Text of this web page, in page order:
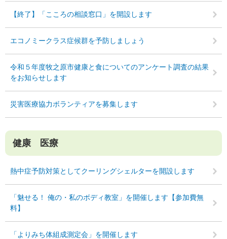
【終了】「こころの相談窓口」を開設します
エコノミークラス症候群を予防しましょう
令和５年度牧之原市健康と食についてのアンケート調査の結果
をお知らせします
災害医療協力ボランティアを募集します
健康 医療
熱中症予防対策としてクーリングシェルターを開設します
「魅せる！ 俺の・私のボディ教室」を開催します【参加費無
料】
「よりみち体組成測定会」を開催します